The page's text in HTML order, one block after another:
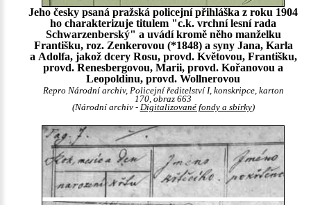
Jeho česky psaná pražská policejní přihláška z roku 1904
ho charakterizuje titulem "c.k. vrchní lesní rada
Schwarzenberský" a uvádí kromě něho manželku
Františku, roz. Zenkerovou (*1848) a syny Jana, Karla
a Adolfa, jakož dcery Rosu, provd. Květovou, Františku,
provd. Renesbergovou, Marii, provd. Kořanovou a
Leopoldinu, provd. Wollnerovou
Repro Národní archiv, Policejní ředitelství I, konskripce, karton
170, obraz 663
(Národní archiv - Digitalizované fondy a sbírky)